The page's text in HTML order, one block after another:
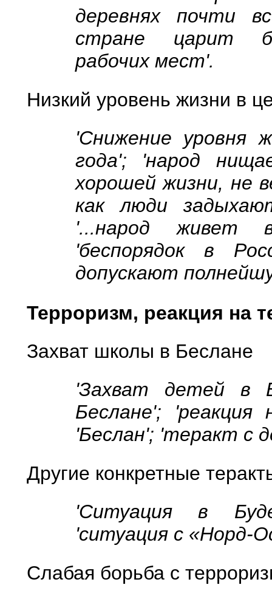
деревнях почти
стране царит
рабочих мест'.
Низкий уровень жизни в
'Снижение уровня
года'; 'народ
хорошей жизни, не
как люди
'...народ живет
'беспорядок в
допускают
Терроризм, реакция на
Захват школы в Беслане
'Захват детей в
Беслане';
'Беслан'; 'теракт с
Другие конкретные
'Ситуация в
'ситуация с «Норд-
Слабая борьба с